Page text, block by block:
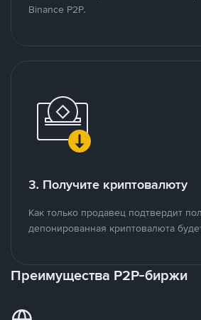
Binance P2P.
3. Получите криптовалюту
Как только продавец подтвердит
депонированная криптовалюта
Преимущества P2P-биржи